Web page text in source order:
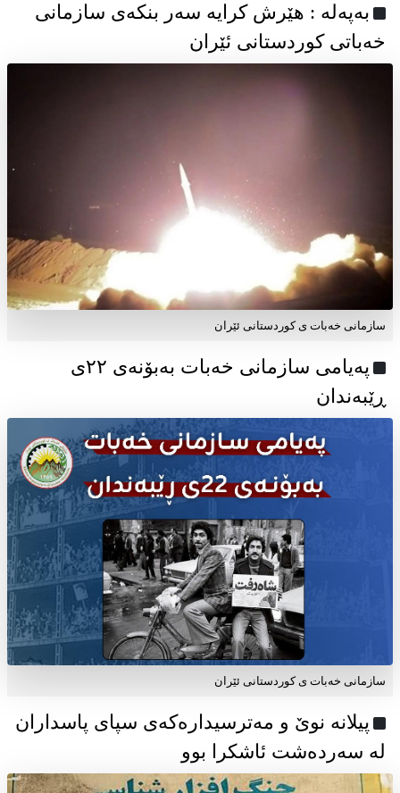
به‌په‌له‌ : هێرش کرایە سەر بنکەی سازمانی
خەباتی کوردستانی ئێران
سازمانی خەبات ی کوردستانی ئێران
پەیامی سازمانی خەبات بەبۆنەی ۲۲ی
ڕێبەندان
سازمانی خەبات ی كوردستانی ئێران
پیلانە نوێ و مەترسیدارەکەی سپای پاسداران
لە سەردەشت ئاشکرا بوو